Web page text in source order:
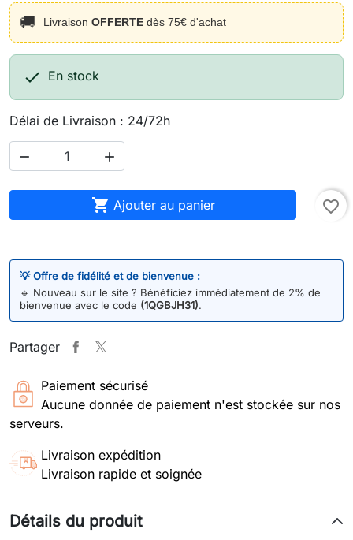
🚚 Livraison OFFERTE dès 75€ d'achat
 En stock
Délai de Livraison : 24/72h
 
 Ajouter au panier favorite_border
💡 Offre de fidélité et de bienvenue :
🔹 Nouveau sur le site ? Bénéficiez immédiatement de 2% de
bienvenue avec le code (1QGBJH31).
Partager
Paiement sécurisé
Aucune donnée de paiement n'est stockée sur nos
serveurs.
Livraison expédition
Livraison rapide et soignée
Détails du produit